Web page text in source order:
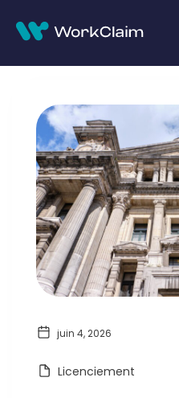
juin 4, 2026
Licenciement